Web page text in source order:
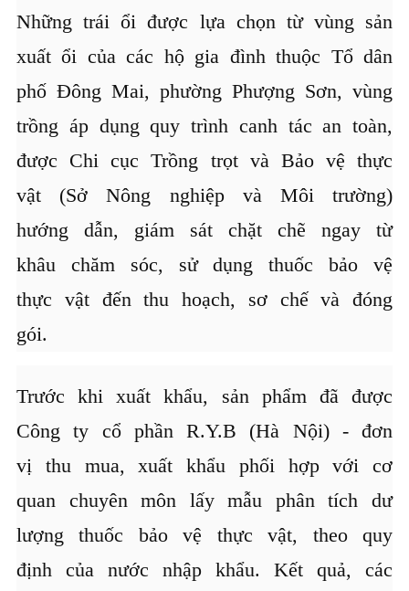
Những trái ổi được lựa chọn từ vùng sản
xuất ổi của các hộ gia đình thuộc Tổ dân
phố Đông Mai, phường Phượng Sơn, vùng
trồng áp dụng quy trình canh tác an toàn,
được Chi cục Trồng trọt và Bảo vệ thực
vật (Sở Nông nghiệp và Môi trường)
hướng dẫn, giám sát chặt chẽ ngay từ
khâu chăm sóc, sử dụng thuốc bảo vệ
thực vật đến thu hoạch, sơ chế và đóng
gói.
Trước khi xuất khẩu, sản phẩm đã được
Công ty cổ phần R.Y.B (Hà Nội) - đơn
vị thu mua, xuất khẩu phối hợp với cơ
quan chuyên môn lấy mẫu phân tích dư
lượng thuốc bảo vệ thực vật, theo quy
định của nước nhập khẩu. Kết quả, các